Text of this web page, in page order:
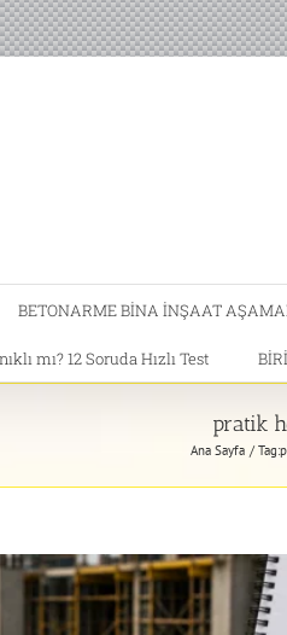
BETONARME BİNA İNŞAAT
mı? 12 Soruda Hızlı Test
pratik
Ana Sayfa Tag: